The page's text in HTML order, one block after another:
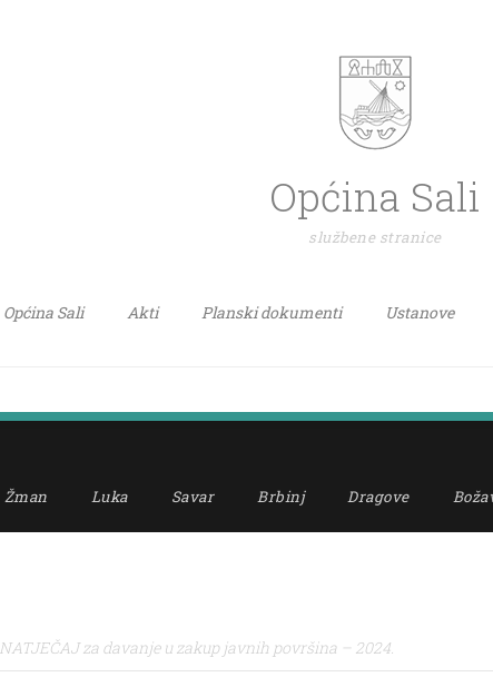
Općina Sali
službene stranice
Općina Sali Akti Planski dokumenti Ustanove
Žman Luka Savar Brbinj Dragove
NATJEČAJ za davanje u zakup javnih površina – 2024.